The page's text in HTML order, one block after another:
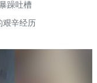
躁吐槽
艰辛经历